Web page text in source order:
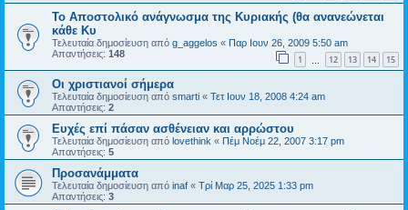
Το Αποστολικό ανάγνωσμα της Κυριακής (θα ανανεώνεται
κάθε Κυ
Τελευταία δημοσίευση από g_aggelos « Παρ Ιουν 26, 2009 5:50 am
Απαντήσεις: 148 1 12 13 14 15
Οι χριστιανοί σήμερα
Τελευταία δημοσίευση από smarti « Τετ Ιουν 18, 2008 4:24 am
Απαντήσεις: 2
Ευχές επί πάσαν ασθένειαν και αρρώστου
Τελευταία δημοσίευση από lovethink « Πέμ Νοέμ 22, 2007 3:17 pm
Απαντήσεις: 5
Προσανάμματα
Τελευταία δημοσίευση από inaf « Τρί Μαρ 25, 2025 1:33 pm
Απαντήσεις: 3